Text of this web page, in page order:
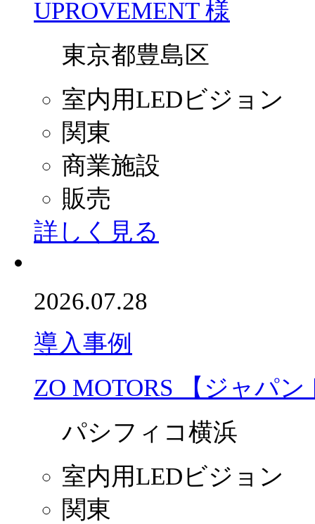
UPROVEMENT 様
東京都豊島区
室内用LEDビジョン
関東
商業施設
販売
詳しく見る
2026.07.28
導入事例
ZO MOTORS 【ジャパ
パシフィコ横浜
室内用LEDビジョン
関東